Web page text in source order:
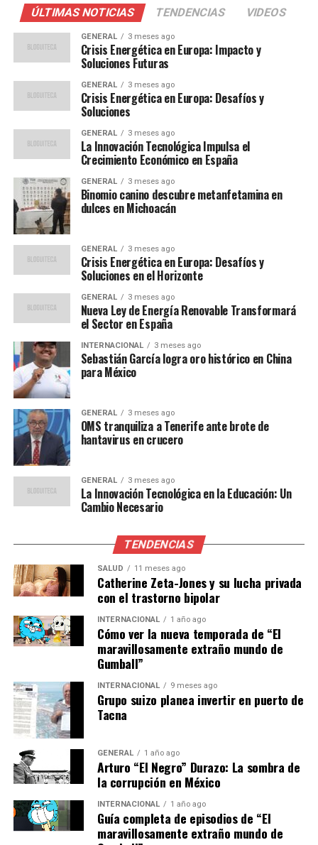
Las actividades del‘Camino de las Estrellas’se han
desarrollado en lugares emblemáticos como
Roncesvalles y el Alto de Ibañeta, donde los
participantes disfrutaron de paseos nocturnos y
observaciones astronómicas. En el Santuario de San
Miguel de Aralar, además de la observación del cielo, se
ofreció un concierto y una visita guiada. Los castillos de
Cortes y Amaiur fueron escenario de charlas sobre
historia y patrimonio, acompañadas de degustaciones
gastronómicas.
Otros lugares destacados incluyen la Foz de Lumbier,
con un paseo y observación de mariposas nocturnas, y el
Monasterio de Leyre, donde la música en directo
enriqueció la experiencia. El Monasterio de Santa María
la Real de Irache ofreció visitas guiadas y catas, mientras
que en Puente la Reina se celebró un concierto bajo las
estrellas. La iglesia del Santo Sepulcro de Estella cerró
la edición el pasado 8 de noviembre con una cata de
vino, degustación gastronómica y observación
astronómica.
Desafíos y Adaptaciones
A pesar de su éxito, el programa enfrentó desafíos,
como la cancelación de la experiencia prevista en las
ruinas del Castillo de Tiebas debido a las condiciones
climáticas adversas el 25 de octubre. Sin embargo, en el
resto de las actividades, las entradas se agotaron
rápidamente, y en tres de ellas se ofreció transporte
desde Pamplona.
El programa también mostró un compromiso con la
accesibilidad, adaptando algunas experiencias para
personas con movilidad reducida, como las realizadas en
Santa María la Real de Irache y el Monasterio de Leyre.
Las actividades contaron con aforos de entre 50 y 100
personas, sumando un total de 550 participantes en
esta primera edición.
Colaboradores y Futuro del
Programa
posible sin la colaboración de diversas entidades. Reyno
Gourmet, las bodegas Irache, Pago de Arinzano y
aportaron su experiencia en gastronomía y música en
directo. Las observaciones astronómicas fueron dirigidas
ÚLTIMAS NOTICIAS TENDENCIAS VIDEOS
GENERAL 3 meses ago
Crisis Energética en Europa: Impacto y
Soluciones Futuras
GENERAL 3 meses ago
Crisis Energética en Europa: Desafíos y
Soluciones
GENERAL 3 meses ago
La Innovación Tecnológica Impulsa el
Crecimiento Económico en España
GENERAL 3 meses ago
Binomio canino descubre metanfetamina en
dulces en Michoacán
GENERAL 3 meses ago
Crisis Energética en Europa: Desafíos y
Soluciones en el Horizonte
GENERAL 3 meses ago
Nueva Ley de Energía Renovable Transformará
el Sector en España
INTERNACIONAL 3 meses ago
Sebastián García logra oro histórico en China
para México
GENERAL 3 meses ago
OMS tranquiliza a Tenerife ante brote de
hantavirus en crucero
GENERAL 3 meses ago
La Innovación Tecnológica en la Educación: Un
Cambio Necesario
TENDENCIAS
SALUD 11 meses ago
Catherine Zeta-Jones y su lucha privada
con el trastorno bipolar
INTERNACIONAL 1 año ago
Cómo ver la nueva temporada de “El
maravillosamente extraño mundo de
Gumball”
INTERNACIONAL 9 meses ago
Grupo suizo planea invertir en puerto de
Tacna
GENERAL 1 año ago
Arturo “El Negro” Durazo: La sombra de
la corrupción en México
INTERNACIONAL 1 año ago
Guía completa de episodios de “El
maravillosamente extraño mundo de